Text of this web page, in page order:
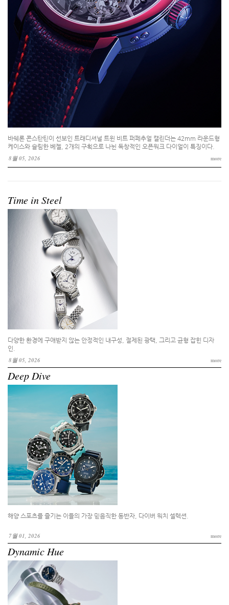
바쉐론 콘스탄틴이 선보인 트래디셔널 트윈 비트 퍼페추얼 캘린더는 42mm 라운드형
케이스와 슬림한 베젤, 2개의 구획으로 나뉜 독창적인 오픈워크 다이얼이 특징이다.
8월 05, 2026 more
Time in Steel
다양한 환경에 구애받지 않는 안정적인 내구성, 절제된 광택, 그리고 균형 잡힌 디자
인.
8월 05, 2026 more
Deep Dive
해양 스포츠를 즐기는 이들의 가장 믿음직한 동반자, 다이버 워치 셀렉션.
7월 01, 2026 more
Dynamic Hue